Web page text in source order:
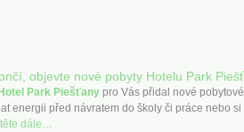
objevte nové pobyty Hotelu Park
Hotel Park Piešťany pro Vás přidal nové
energii před návratem do školy či práce nebo
dále…